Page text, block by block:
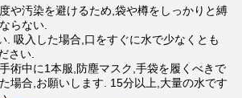
や汚染を避けるため,袋や樽をしっかりと縛
らない.
. 吸入した場合,口をすぐに水で少なくとも
さい.
術中に1本服,防塵マスク,手袋を履くべきで
場合,お願いします. 15分以上,大量の水です